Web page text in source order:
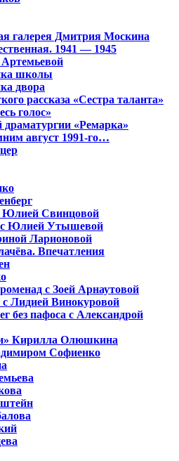
галерея Дмитрия Москина
1941 — 1945
школы
двора
рассказа «Сестра таланта»
голос»
драматургии «Ремарка»
август 1991-го…
Юлией Свинцовой
с Юлией Утышевой
Ларионовой
Впечатления
с Зоей Арнаутовой
Лидией Винокуровой
без пафоса с Александрой
Кирилла Олюшкина
Софиенко